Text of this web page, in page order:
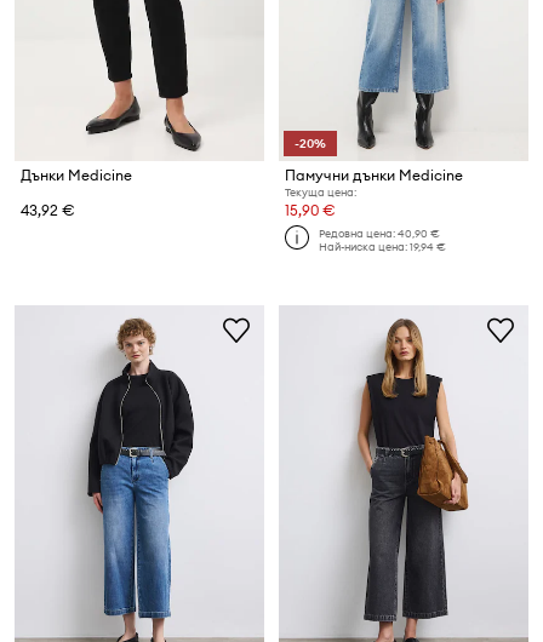
Дънки Medicine
43,92 €
-20%
Памучни дънки Medicine
Текуща цена:
15,90 €
Редовна цена:40,90 €
Най-ниска цена:19,94 €